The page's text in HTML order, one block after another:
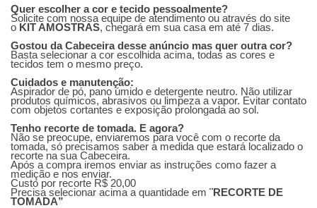
Quer escolher a cor e tecido pessoalmente?
Solicite com nossa equipe de atendimento ou através do site
o KIT AMOSTRAS, chegará em sua casa em até 7 dias.
Gostou da Cabeceira desse anúncio mas quer outra cor?
Basta selecionar a cor escolhida acima, todas as cores e
tecidos tem o mesmo preço.
Cuidados e manutenção:
Aspirador de pó, pano úmido e detergente neutro. Não utilizar
produtos químicos, abrasivos ou limpeza a vapor. Evitar contato
com objetos cortantes e exposição prolongada ao sol.
Tenho recorte de tomada. E agora?
Não se preocupe, enviaremos para você com o recorte da
tomada, só precisamos saber a medida que estará localizado o
recorte na sua Cabeceira.
Após a compra iremos enviar as instruções como fazer a
medição e nos enviar.
Custo por recorte R$ 20,00
Precisa selecionar acima a quantidade em ¨RECORTE DE
TOMADA”